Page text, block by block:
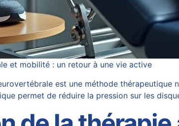
et mobilité : un retour à une vie active
est une méthode
permet de réduire la pression sur les